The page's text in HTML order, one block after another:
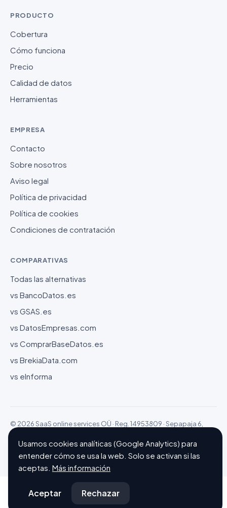
PRODUCTO
Cobertura
Cómo funciona
Precio
Calidad de datos
Herramientas
EMPRESA
Contacto
Sobre nosotros
Aviso legal
Política de privacidad
Política de cookies
Condiciones de contratación
COMPARATIVAS
Todas las alternativas
vs BancoDatos.es
vs GSAS.es
vs DatosEmpresas.com
vs ComprarBaseDatos.es
vs BrekiaData.com
vs eInforma
© 2026 SaaS online services OÜ · Reg. 14953809 · Sepapaja 6,
15551 Tallinn (Estonia)
Configurar cookiesHecho con ❤ en Barcelona
Usamos cookies analíticas (Google Analytics) para
entender cómo se usa la web. Solo se activan si las
aceptas. Más información
Aceptar Rechazar